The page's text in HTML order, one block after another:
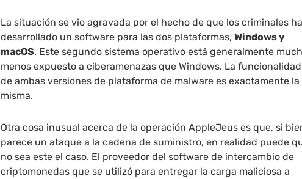
La situación se vio agravada por el hecho de que los criminales
desarrollado un software para las dos plataformas,Windows y
macOS. Este segundo sistema operativo está generalmente
menos expuesto a ciberamenazas que Windows. La funcionalidad
de ambas versiones de plataforma de malware es exactamente la
misma.
Otra cosa inusual acerca de la operación AppleJeus es que, si
parece un ataque a la cadena de suministro, en realidad puede
no sea este el caso. El proveedor del software de intercambio de
criptomonedas que se utilizó para entregar la carga maliciosa a